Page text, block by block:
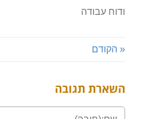
ודוח עבודה
« הקודם
השארת תגובה